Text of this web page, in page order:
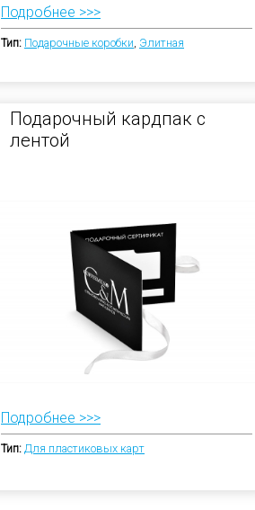
Подробнее >>>
Тип: Подарочные коробки, Элитная
Подарочный кардпак с
лентой
Подробнее >>>
Тип: Для пластиковых карт